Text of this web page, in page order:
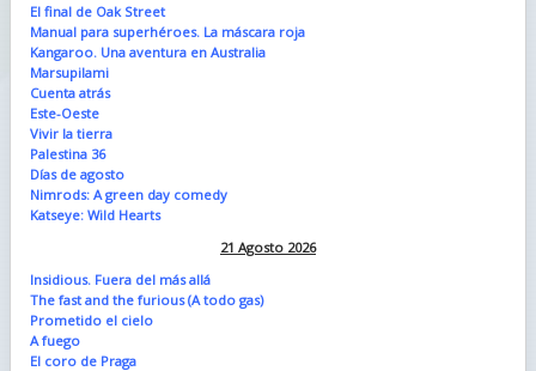
El final de Oak Street
Manual para superhéroes. La máscara roja
Kangaroo. Una aventura en Australia
Marsupilami
Cuenta atrás
Este-Oeste
Vivir la tierra
Palestina 36
Días de agosto
Nimrods: A green day comedy
Katseye: Wild Hearts
21 Agosto 2026
Insidious. Fuera del más allá
The fast and the furious (A todo gas)
Prometido el cielo
A fuego
El coro de Praga